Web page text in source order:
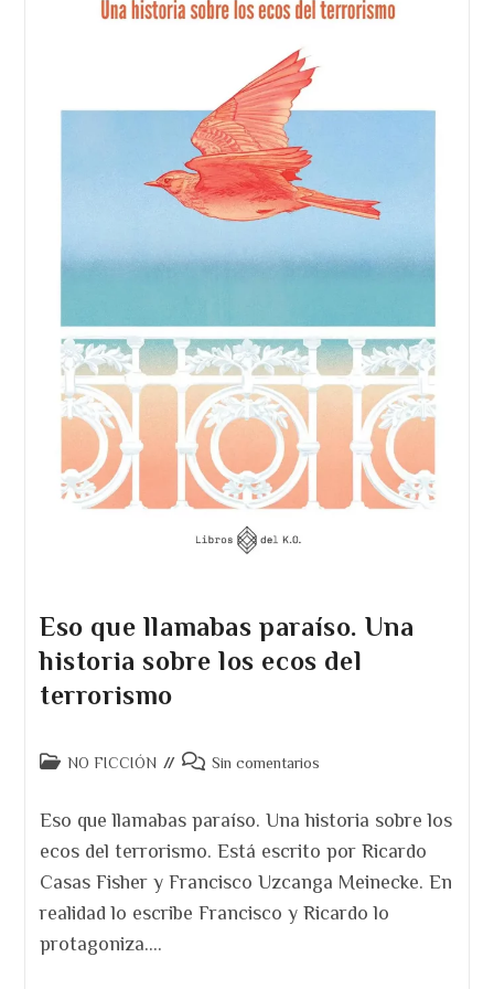
Eso que llamabas paraíso. Una
historia sobre los ecos del
terrorismo
Categoría
entrada:
NO FICCIÓN
Comentarios
entrada:
Sin comentarios
Eso que llamabas paraíso. Una historia sobre los
ecos del terrorismo. Está escrito por Ricardo
Casas Fisher y Francisco Uzcanga Meinecke. En
realidad lo escribe Francisco y Ricardo lo
protagoniza.…